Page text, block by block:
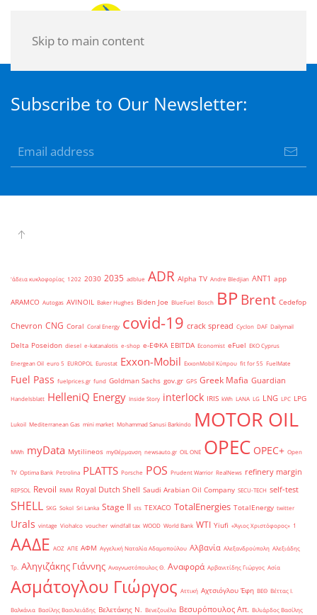
Skip to main content
Subscribe to Our Newsletter:
'άδεια κυκλοφορίας 1202 2030 2035 adblue ADR Alpha TV Andre Bledjian ANT1 app
ARAMCO Autogas AVINOIL Baker Hughes Biden Joe BlueFuel Bosch BPBrent Cedefop
Chevron CNG Coral Coral Energy covid-19 crack spread Cyclon DAF Dailymail
Delta Poseidon diesel e-katanalotis e-shop e-ΕΦΚΑ EBITDA Economist eFuel EKO Cyprus
Energean Oil euro 5 EUROPOL Eurostat Exxon-Mobil ExxonMobil Κύπρου fit for 55 FuelMate
Fuel Pass fuelprices.gr fund Goldman Sachs gov.gr GPS Greek Mafia Guardian
Handelsblatt HelleniQ Energy Inside Story interlock IRIS kWh LANA LG LNG LPC LPG
Lukoil Mediterranean Gas mini market Mohammad Sanusi Barkindo MOTOR OIL
MWh myData Mytilineos myΘέρμανση newsauto.gr OIL ONE OPEC OPEC+ Open
TV Optima Bank Petrolina PLATTS Porsche POS Prudent Warrior RealNews refinery margin
REPSOL Revoil RMM Royal Dutch Shell Saudi Arabian Oil Company SECU-TECH self-test
SHELL SKG Sokol Sri Lanka Stage II sts TEXACO TotalEnergies TotalEnergy twitter
Urals vintage Viohalco voucher windfall tax WOOD World Bank WTI Yiufi «Άγιος Χριστόφορος» ΄1
ΑΑΔΕ ΑΟΖ ΑΠΕ ΑΦΜ Αγγελική Ναταλία Αδαμοπούλου Αλβανία Αλεξανδρούπολη Αλεξιάδης
Τρ. Αληγιζάκης Γιάννης Αναγνωστόπουλος Θ. Αναφορά Αρβανιτίδης Γιώργος Ασία
Ασμάτογλου Γιώργος Αττική Αχτσιόγλου Έφη ΒΕΘ Βέττας Ι.
Βαλκάνια Βασίλης Βασιλειάδης Βελετάκης Ν. Βενεζουέλα Βεσυρόπουλος Απ. Βιλιάρδος Βασίλης